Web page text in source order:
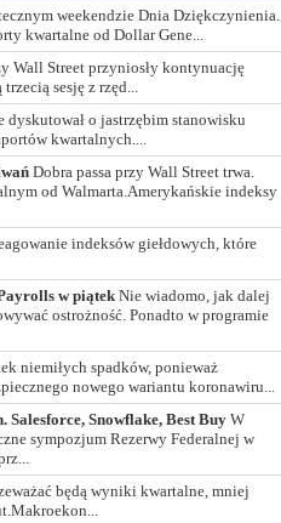
weekendzie Dnia Dziękczynienia.
kwartalne od Dollar Gene...
Wall Street przyniosły kontynuację
sesję z rzęd...
o jastrzębim stanowisku
kwartalnych....
Dobra passa przy Wall Street trwa.
od Walmarta.Amerykańskie indeksy
indeksów giełdowych, które
w piątek Nie wiadomo, jak dalej
ostrożność. Ponadto w programie
niemiłych spadków, ponieważ
nowego wariantu koronawiru...
Snowflake, Best Buy W
sympozjum Rezerwy Federalnej w
będą wyniki kwartalne, mniej